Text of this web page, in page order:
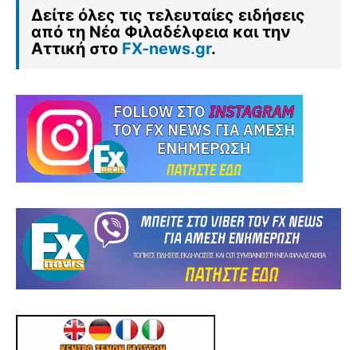
Δείτε όλες τις τελευταίες ειδήσεις
από τη Νέα Φιλαδέλφεια και την
Αττική στο FX-news.gr.